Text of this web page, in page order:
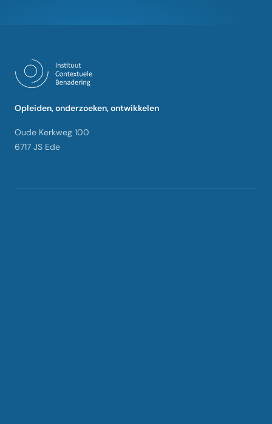
Opleiden, onderzoeken, ontwikkelen
Oude Kerkweg 100
6717 JS Ede